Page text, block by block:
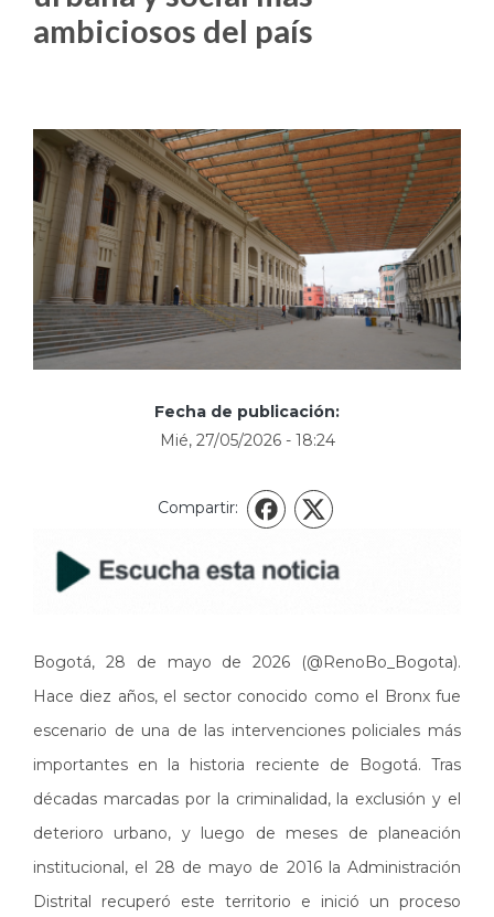
ambiciosos del país
Fecha de publicación:
Mié, 27/05/2026 - 18:24
Compartir: Facebook
X
Bogotá, 28 de mayo de 2026 (@RenoBo_Bogota).
Hace diez años, el sector conocido como el Bronx fue
escenario de una de las intervenciones policiales más
importantes en la historia reciente de Bogotá. Tras
décadas marcadas por la criminalidad, la exclusión y el
deterioro urbano, y luego de meses de planeación
institucional, el 28 de mayo de 2016 la Administración
Distrital recuperó este territorio e inició un proceso